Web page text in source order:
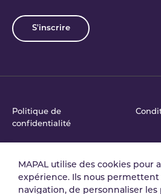
S'inscrire
Politique de
confidentialité
Accord de traitement
des données
MAPAL utilise des cookies pour
expérience. Ils nous
navigation, de personnaliser